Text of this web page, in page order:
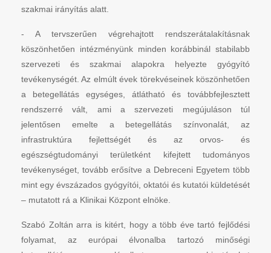
szakmai irányítás alatt.
- A tervszerűen végrehajtott rendszerátalakításnak
köszönhetően intézményünk minden korábbinál stabilabb
szervezeti és szakmai alapokra helyezte gyógyító
tevékenységét. Az elmúlt évek törekvéseinek köszönhetően
a betegellátás egységes, átlátható és továbbfejlesztett
rendszerré vált, ami a szervezeti megújuláson túl
jelentősen emelte a betegellátás színvonalát, az
infrastruktúra fejlettségét és az orvos- és
egészségtudományi területként kifejtett tudományos
tevékenységet, tovább erősítve a Debreceni Egyetem több
mint egy évszázados gyógyítói, oktatói és kutatói küldetését
– mutatott rá a Klinikai Központ elnöke.
Szabó Zoltán arra is kitért, hogy a több éve tartó fejlődési
folyamat, az európai élvonalba tartozó minőségi